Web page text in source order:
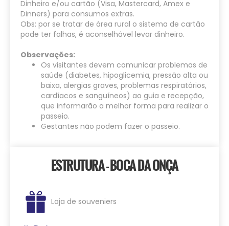
Dinheiro e/ou cartão (Visa, Mastercard, Amex e
Dinners) para consumos extras.
Obs: por se tratar de área rural o sistema de cartão
pode ter falhas, é aconselhável levar dinheiro.
Observações:
Os visitantes devem comunicar problemas de
saúde (diabetes, hipoglicemia, pressão alta ou
baixa, alergias graves, problemas respiratórios,
cardíacos e sanguíneos) ao guia e recepção,
que informarão a melhor forma para realizar o
passeio.
Gestantes não podem fazer o passeio.
ESTRUTURA - BOCA DA ONÇA
Loja de souveniers